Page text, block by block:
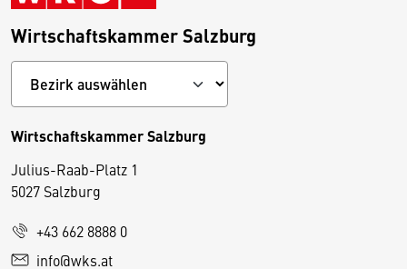
Wirtschaftskammer Salzburg
Wirtschaftskammer Salzburg
Julius-Raab-Platz 1
5027 Salzburg
+43 662 8888 0
info@wks.at
D